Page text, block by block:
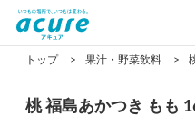
トップ 果汁・野菜飲料
桃 福島あかつき もも